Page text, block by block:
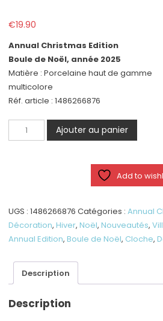
€19.90
Annual Christmas Edition
Boule de Noël, année 2025
Matière : Porcelaine haut de gamme
multicolore
Réf. article : 1486266876
quantité
de
Boule
-
2025
Ajouter au panier
Add to
UGS :1486266876 Catégories :Annual
Décoration,Hiver,Noël,Nouveautés,
Annual Edition,Boule de Noël, Cloche,
Description
Description